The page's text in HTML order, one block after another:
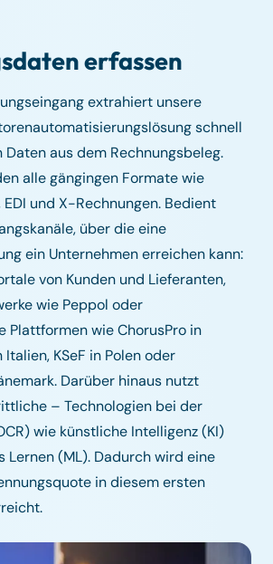
erfassen
extrahiert unsere
schnell
aus dem Rechnungsbeleg.
alle gängingen Formate wie
EDI und X-Rechnungen. Bedient
über die eine
ein Unternehmen erreichen kann:
von Kunden und Lieferanten,
wie Peppol oder
Plattformen wie ChorusPro in
KSeF in Polen oder
Darüber hinaus nutzt
– Technologien bei der
wie künstliche Intelligenz (KI)
Lernen (ML). Dadurch wird eine
in diesem ersten